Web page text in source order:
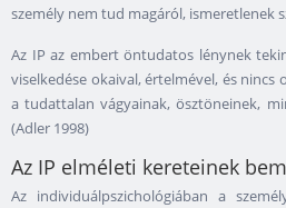
személy nem tud magáról, ismeretlenek
Az IP az embert öntudatos lénynek
viselkedése okaival, értelmével, és
a tudattalan vágyainak, ösztöneinek,
(Adler 1998)
Az IP elméleti kereteinek
Az individuálpszichológiában a